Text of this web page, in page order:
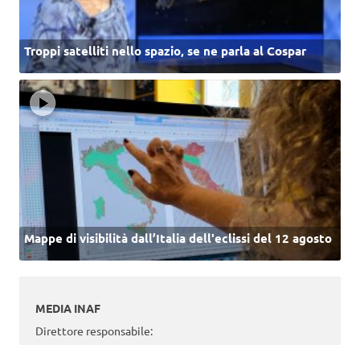
Troppi satelliti nello spazio, se ne parla al Cospar
Mappe di visibilità dall’Italia dell'eclissi del 12 agosto
MEDIA INAF
Direttore responsabile: